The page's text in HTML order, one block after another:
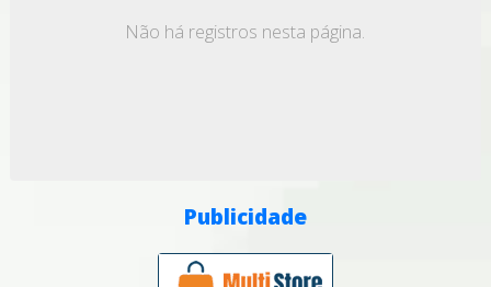
Não há registros nesta página.
Publicidade